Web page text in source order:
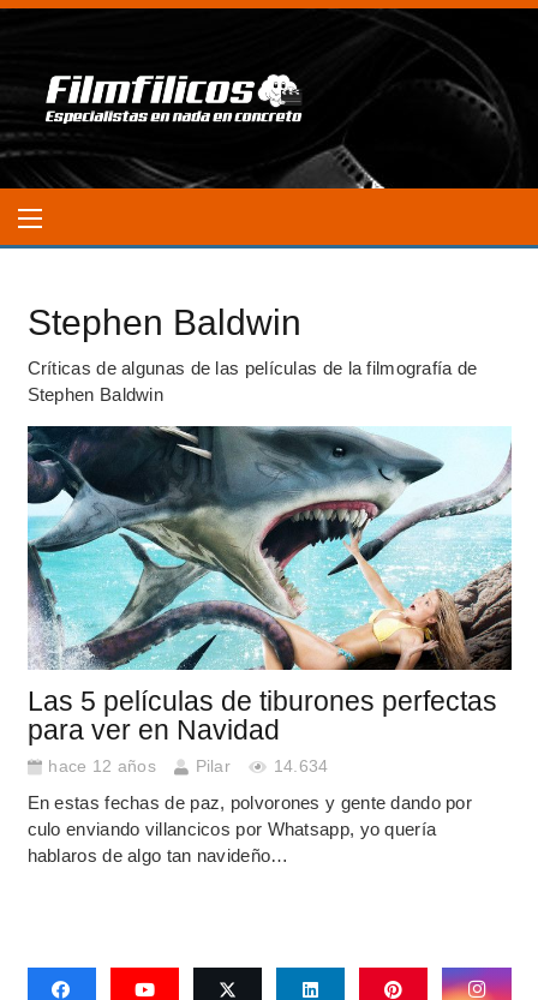
Stephen Baldwin
Críticas de algunas de las películas de la filmografía de
Stephen Baldwin
Las 5 películas de tiburones perfectas
para ver en Navidad
hace 12 años Pilar 14.634
En estas fechas de paz, polvorones y gente dando por
culo enviando villancicos por Whatsapp, yo quería
hablaros de algo tan navideño…